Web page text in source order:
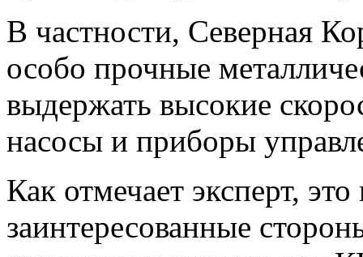
В частности, Северная
особо прочные
выдержать высокие
насосы и приборы
Как отмечает эксперт,
заинтересованные